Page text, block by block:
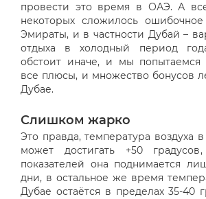
провести это время в ОАЭ. А
некоторых сложилось
Эмираты, и в частности Дубай –
отдыха в холодный период
обстоит иначе, и мы попытаемся
все плюсы, и множество бонусов
Дубае.
Слишком жарко
Это правда, температура воздуха
может достигать +50
показателей она поднимается
дни, в остальное же время
Дубае остаётся в пределах 35-40